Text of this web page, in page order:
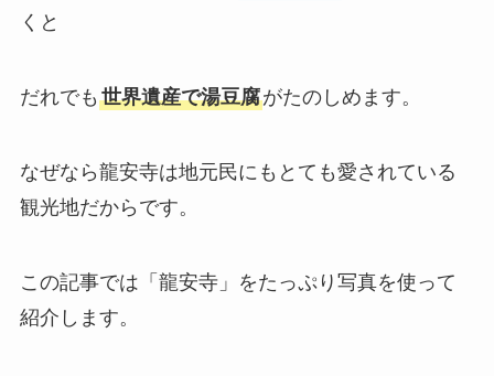
くと
だれでも 世界遺産で湯豆腐がたのしめます。
なぜなら龍安寺は地元民にもとても愛されている
観光地だからです。
この記事では「龍安寺」をたっぷり写真を使って
紹介します。